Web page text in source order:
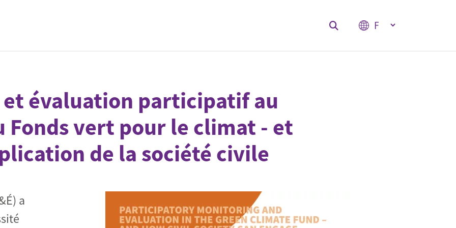
Hauptnavigation
Select your language
évaluation participatif au
Fonds vert pour le climat - et
de la société civile
a